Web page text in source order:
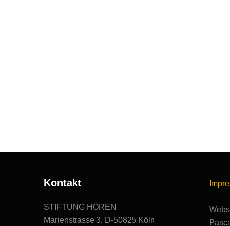
Kontakt
STIFTUNG HÖREN
Marienstrasse 3, D-50825 Köln